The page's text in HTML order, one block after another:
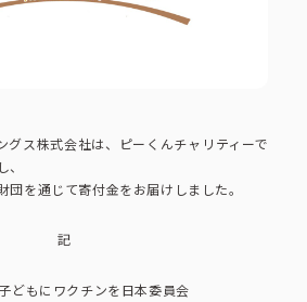
採用情報
グス株式会社は、ピーくんチャリティーで
団を通じて寄付金をお届けしました。
記
どもにワクチンを日本委員会